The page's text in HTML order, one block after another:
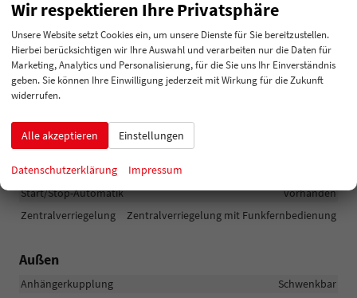
Einparkhilfe
Park Distance Control vorne, Park Distance Control hinten,
Rückfahrkamera
Innenspiegel automatisch abblendend
vorhanden
Lenkung
Kurvenlicht, Lichtsensor, Nebelscheinwerfer, LED-Scheinwerfer,
LED-Tagfahrlicht, Voll-LED Scheinwerfer
Pannenhilfe
Start/Stop-Automatik
vorhanden
Zentralverriegelung
Zentralverriegelung mit Funkfernbedienung
Außen
Anhängerkupplung
Schwenkbar
Wir respektieren Ihre Privatsphäre
Unsere Website setzt Cookies ein, um unsere Dienste für Sie bereitzustellen.
Hierbei berücksichtigen wir Ihre Auswahl und verarbeiten nur die Daten für
Marketing, Analytics und Personalisierung, für die Sie uns Ihr Einverständnis
geben. Sie können Ihre Einwilligung jederzeit mit Wirkung für die Zukunft
widerrufen.
Alle akzeptieren Einstellungen
Datenschutzerklärung Impressum